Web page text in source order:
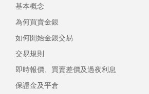
基本概念
為何買賣金銀
如何開始金銀交易
交易規則
即時報價、買賣差價及過夜利息
保證金及平倉